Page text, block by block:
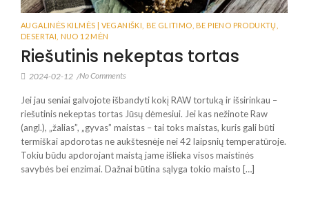
AUGALINĖS KILMĖS | VEGANIŠKI BE GLITIMO BE PIENO PRODUKTŲ
DESERTAI
NUO 12 MĖN
Riešutinis nekeptas tortas
2024-02-12 /No Comments
Jei jau seniai galvojote išbandyti kokį RAW tortuką ir išsirinkau –
riešutinis nekeptas tortas Jūsų dėmesiui. Jei kas nežinote Raw
(angl.), „žalias”, „gyvas” maistas – tai toks maistas, kuris gali būti
termiškai apdorotas ne aukštesnėje nei 42 laipsnių temperatūroje.
Tokiu būdu apdorojant maistą jame išlieka visos maistinės
savybės bei enzimai. Dažnai būtina sąlyga tokio maisto […]